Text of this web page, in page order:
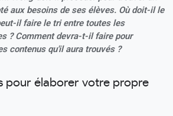
aux besoins de ses élèves. Où doit-il le
il faire le tri entre toutes les
? Comment devra-t-il faire pour
contenus qu'il aura trouvés ?
pour élaborer votre propre